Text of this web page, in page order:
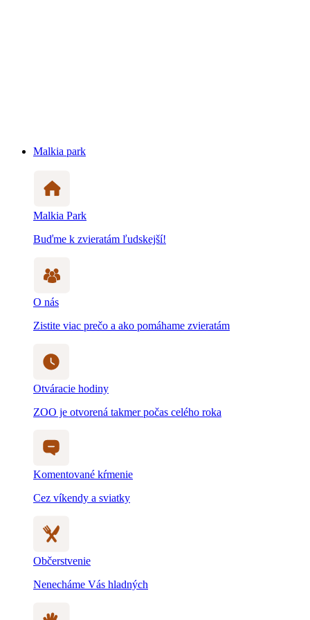
Malkia park
Malkia Park
Buďme k zvieratám ľudskejší!
O nás
Zistite viac prečo a ako pomáhame zvieratám
Otváracie hodiny
ZOO je otvorená takmer počas celého roka
Komentované kŕmenie
Cez víkendy a sviatky
Občerstvenie
Nenecháme Vás hladných